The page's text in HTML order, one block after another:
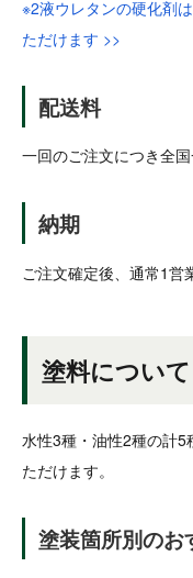
※2液ウレタンの硬化剤
ただけます >>
配送料
一回のご注文につき全
納期
ご注文確定後、通常1営
塗料について
水性3種・油性2種の計
ただけます。
塗装箇所別のお